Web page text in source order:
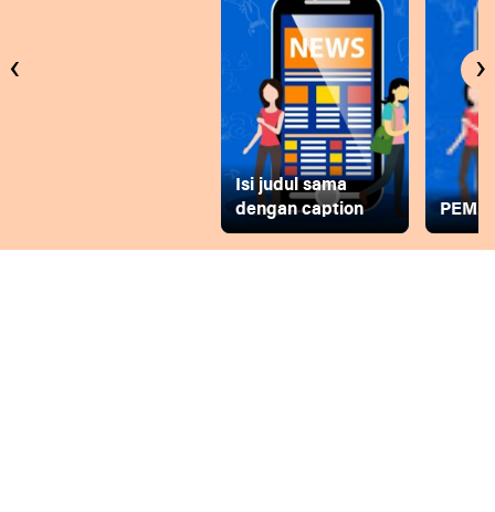
Isi judul sama
dengan caption
‹ ›